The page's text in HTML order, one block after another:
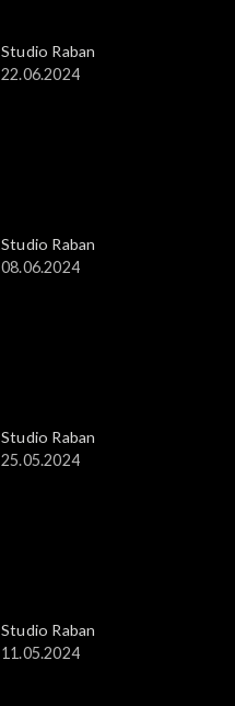
Studio Raban
22.06.2024
Studio Raban
08.06.2024
Studio Raban
25.05.2024
Studio Raban
11.05.2024